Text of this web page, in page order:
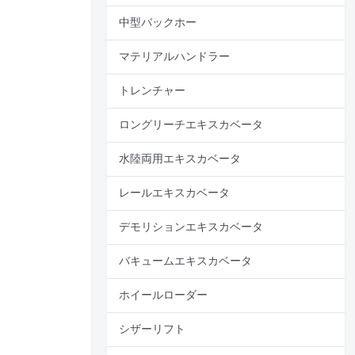
中型バックホー
マテリアルハンドラー
トレンチャー
ロングリーチエキスカベータ
水陸両用エキスカベータ
レールエキスカベータ
デモリションエキスカベータ
バキュームエキスカベータ
ホイールローダー
シザーリフト